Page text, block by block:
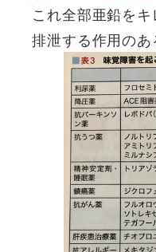
これ全部亜鉛を
排泄する作用のあ